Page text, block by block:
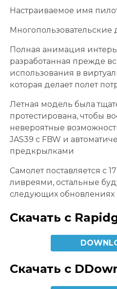
Настраиваемое имя
Полная анимация
разработанная прежде
использования в
которая делает полет
Летная модель была
протестирована, чтобы
невероятные
JAS39 с FBW и
предкрылками
Самолет поставляется с
ливреями, остальные
следующих обновлениях
Скачать с
Скачать с